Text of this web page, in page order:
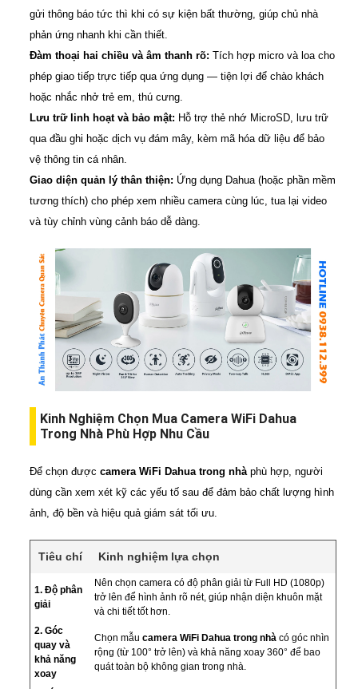
gửi thông báo tức thì khi có sự kiện bất thường, giúp chủ nhà
phản ứng nhanh khi cần thiết.
Đàm thoại hai chiều và âm thanh rõ: Tích hợp micro và loa cho
phép giao tiếp trực tiếp qua ứng dụng — tiện lợi để chào khách
hoặc nhắc nhở trẻ em, thú cưng.
Lưu trữ linh hoạt và bảo mật: Hỗ trợ thẻ nhớ MicroSD, lưu trữ
qua đầu ghi hoặc dịch vụ đám mây, kèm mã hóa dữ liệu để bảo
vệ thông tin cá nhân.
Giao diện quản lý thân thiện: Ứng dụng Dahua (hoặc phần mềm
tương thích) cho phép xem nhiều camera cùng lúc, tua lại video
và tùy chỉnh vùng cảnh báo dễ dàng.
Kinh Nghiệm Chọn Mua Camera WiFi Dahua
Trong Nhà Phù Hợp Nhu Cầu
Để chọn được camera WiFi Dahua trong nhà phù hợp, người
dùng cần xem xét kỹ các yếu tố sau để đảm bảo chất lượng hình
ảnh, độ bền và hiệu quả giám sát tối ưu.
Tiêu chí Kinh nghiệm lựa chọn
1. Độ phân
giải
Nên chọn camera có độ phân giải từ Full HD (1080p)
trở lên để hình ảnh rõ nét, giúp nhận diện khuôn mặt
và chi tiết tốt hơn.
2. Góc
quay và
khả năng
xoay
Chọn mẫu camera WiFi Dahua trong nhà có góc nhìn
rộng (từ 100° trở lên) và khả năng xoay 360° để bao
quát toàn bộ không gian trong nhà.